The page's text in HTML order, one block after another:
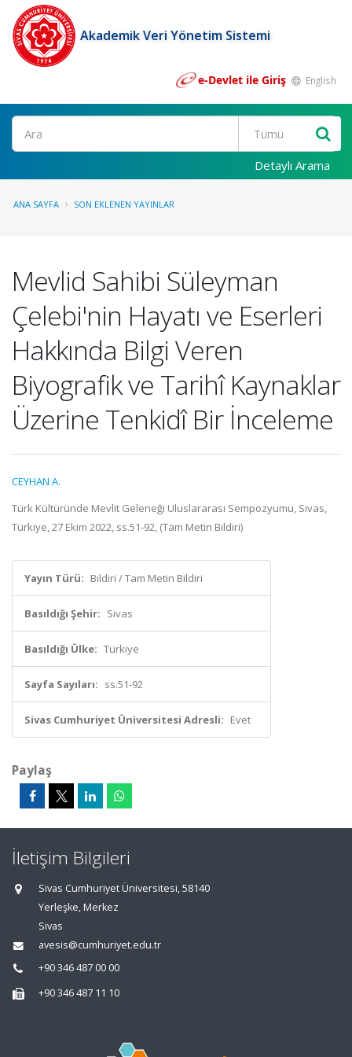
Akademik Veri Yönetim Sistemi
e-Devlet ile Giriş English
Ara
Detaylı Arama
ANA SAYFA SON EKLENEN YAYINLAR
Mevlid Sahibi Süleyman
Çelebi'nin Hayatı ve Eserleri
Hakkında Bilgi Veren
Biyografik ve Tarihî Kaynaklar
Üzerine Tenkidî Bir İnceleme
CEYHAN A.
Türk Kültüründe Mevlit Geleneği Uluslararası Sempozyumu, Sivas,
Türkiye, 27 Ekim 2022, ss.51-92, (Tam Metin Bildiri)
Yayın Türü: Bildiri / Tam Metin Bildiri
Basıldığı Şehir: Sivas
Basıldığı Ülke: Türkiye
Sayfa Sayıları: ss.51-92
Sivas Cumhuriyet Üniversitesi Adresli: Evet
Paylaş
İletişim Bilgileri
Sivas Cumhuriyet Üniversitesi, 58140
Yerleşke, Merkez
Sivas
avesis@cumhuriyet.edu.tr
+90 346 487 00 00
+90 346 487 11 10